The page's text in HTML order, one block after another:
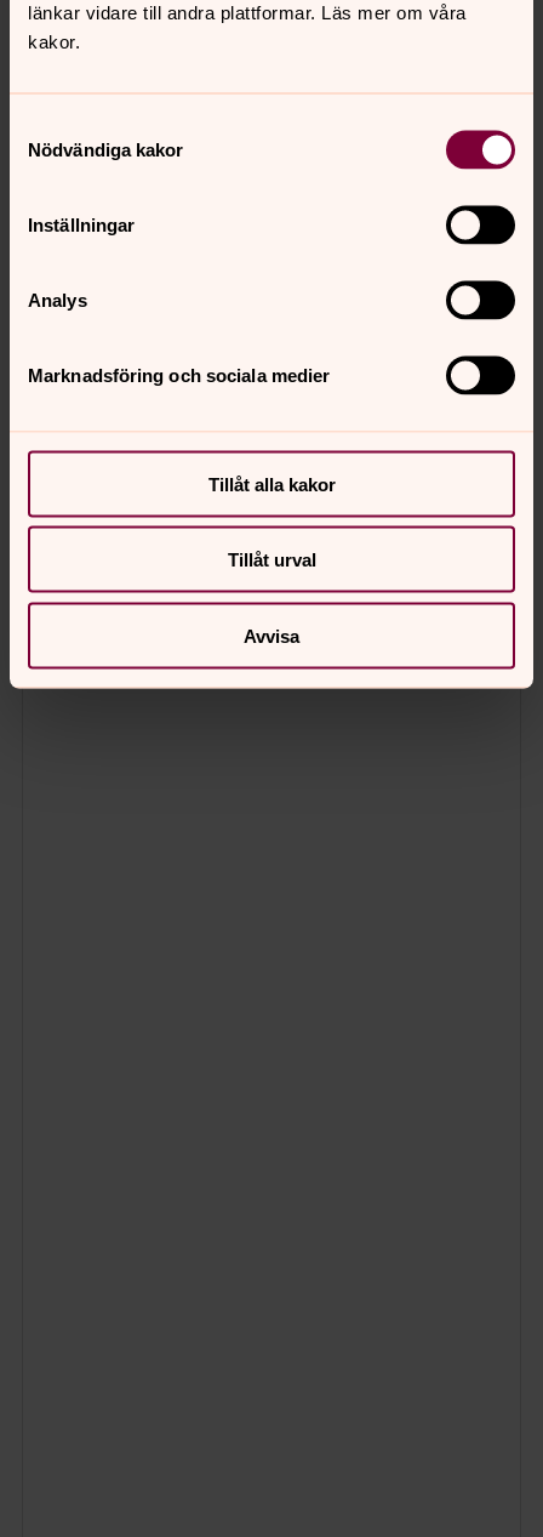
länkar vidare till andra plattformar. Läs mer om våra
kakor.
Nödvändiga kakor
Inställningar
Analys
Marknadsföring och sociala medier
Tillåt alla kakor
Tillåt urval
Avvisa